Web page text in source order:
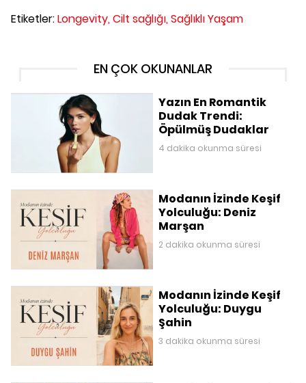
Etiketler:Longevity,Cilt sağlığı,Sağlıklı Yaşam
EN ÇOK OKUNANLAR
Yazın En Romantik
Dudak Trendi:
Öpülmüş Dudaklar
4 dakika okunma süresi
Modanın İzinde Keşif
Yolculuğu: Deniz
Marşan
2 dakika okunma süresi
Modanın İzinde Keşif
Yolculuğu: Duygu
Şahin
3 dakika okunma süresi